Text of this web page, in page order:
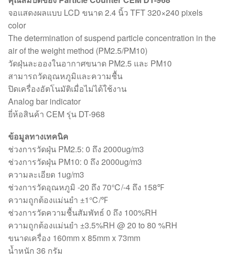
จอแสดงผลแบบ LCD ขนาด 2.4 นิ้ว TFT 320×240 pixels
color
The determination of suspend particle concentration in the
air of the weight method (PM2.5/PM10)
วัดฝุ่นละอองในอากาศขนาด PM2.5 และ PM10
สามารถวัดอุณหภูมิและความชื้น
ปิดเครื่องอัตโนมัติเมื่อไม่ได้ใช้งาน
Analog bar indicator
ยี่ห้อสินค้า CEM รุ่น DT-968
ข้อมูลทางเทคนิค
ช่วงการวัดฝุ่น PM2.5: 0 ถึง 2000ug/m3
ช่วงการวัดฝุ่น PM10: 0 ถึง 2000ug/m3
ความละเอียด 1ug/m3
ช่วงการวัดอุณหภูมิ -20 ถึง 70℃/-4 ถึง 158℉
ความถูกต้องแม่นยำ ±1℃/℉
ช่วงการวัดความชื้นสัมพัทธ์ 0 ถึง 100%RH
ความถูกต้องแม่นยำ ±3.5%RH @ 20 to 80 %RH
ขนาดเครื่อง 160mm x 85mm x 73mm
น้ำหนัก 36 กรัม